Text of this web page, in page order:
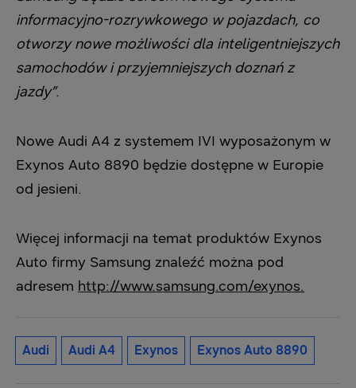
informacyjno-rozrywkowego w pojazdach, co
otworzy nowe możliwości dla inteligentniejszych
samochodów i przyjemniejszych doznań z
jazdy”.
Nowe Audi A4 z systemem IVI wyposażonym w
Exynos Auto 8890 będzie dostępne w Europie
od jesieni.
Więcej informacji na temat produktów Exynos
Auto firmy Samsung znaleźć można pod
adresem http://www.samsung.com/exynos.
Audi Audi A4 Exynos Exynos Auto 8890